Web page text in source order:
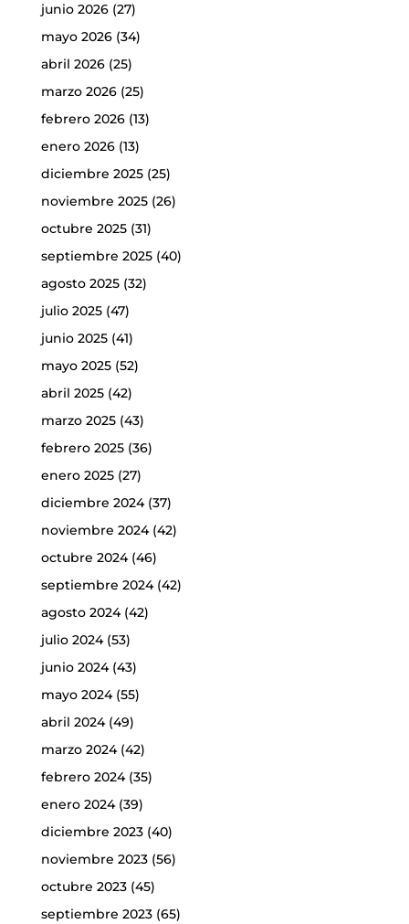
junio 2026(27)
mayo 2026(34)
abril 2026(25)
marzo 2026(25)
febrero 2026(13)
enero 2026(13)
diciembre 2025(25)
noviembre 2025(26)
octubre 2025(31)
septiembre 2025(40)
agosto 2025(32)
julio 2025(47)
junio 2025(41)
mayo 2025(52)
abril 2025(42)
marzo 2025(43)
febrero 2025(36)
enero 2025(27)
diciembre 2024(37)
noviembre 2024(42)
octubre 2024(46)
septiembre 2024(42)
agosto 2024(42)
julio 2024(53)
junio 2024(43)
mayo 2024(55)
abril 2024(49)
marzo 2024(42)
febrero 2024(35)
enero 2024(39)
diciembre 2023(40)
noviembre 2023(56)
octubre 2023(45)
septiembre 2023(65)